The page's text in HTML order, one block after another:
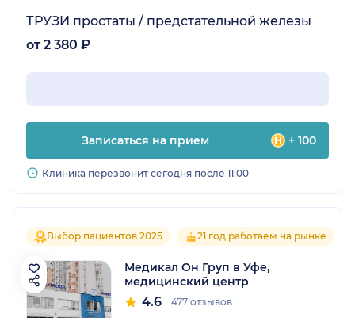
ТРУЗИ простаты / предстательной железы
от 2 380 ₽
Записаться на прием + 100
Клиника перезвонит сегодня после 11:00
Выбор пациентов 2025 21 год работаем на рынке
Медикал Он Груп в Уфе,
медицинский центр
4.6 477 отзывов